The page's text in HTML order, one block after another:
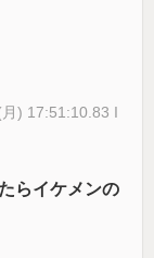
) 17:51:10.83 I
らイケメンの